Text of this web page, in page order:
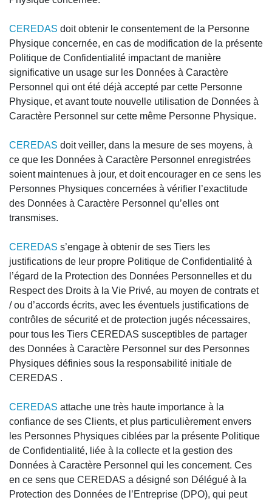
CEREDAS doit obtenir le consentement de la Personne
Physique concernée, en cas de modification de la présente
Politique de Confidentialité impactant de manière
significative un usage sur les Données à Caractère
Personnel qui ont été déjà accepté par cette Personne
Physique, et avant toute nouvelle utilisation de Données à
Caractère Personnel sur cette même Personne Physique.
CEREDAS doit veiller, dans la mesure de ses moyens, à
ce que les Données à Caractère Personnel enregistrées
soient maintenues à jour, et doit encourager en ce sens les
Personnes Physiques concernées à vérifier l’exactitude
des Données à Caractère Personnel qu’elles ont
transmises.
CEREDAS s’engage à obtenir de ses Tiers les
justifications de leur propre Politique de Confidentialité à
l’égard de la Protection des Données Personnelles et du
Respect des Droits à la Vie Privé, au moyen de contrats et
/ ou d’accords écrits, avec les éventuels justifications de
contrôles de sécurité et de protection jugés nécessaires,
pour tous les Tiers CEREDAS susceptibles de partager
des Données à Caractère Personnel sur des Personnes
Physiques définies sous la responsabilité initiale de
CEREDAS .
CEREDAS attache une très haute importance à la
confiance de ses Clients, et plus particulièrement envers
les Personnes Physiques ciblées par la présente Politique
de Confidentialité, liée à la collecte et la gestion des
Données à Caractère Personnel qui les concernent. Ces
en ce sens que CEREDAS a désigné son Délégué à la
Protection des Données de l’Entreprise (DPO), qui peut